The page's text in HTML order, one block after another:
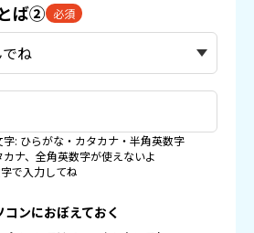
ば② 必須
: ひらがな・カタカナ・半角英数字
ナ、全角英数字が使えないよ
で入力してね
ンにおぼえておく